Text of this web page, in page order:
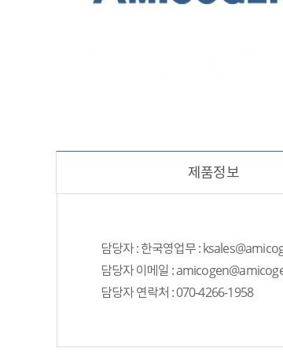
제품정보
담당자 : 한국영업무 :
담당자 이메일 :
담당자 연락처 : 070-4266-1958